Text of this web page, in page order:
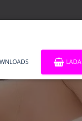
LADA